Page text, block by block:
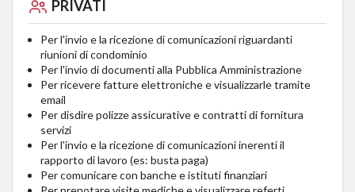
PRIVATI
Per l'invio e la ricezione di comunicazioni riguardanti
riunioni di condominio
Per l'invio di documenti alla Pubblica Amministrazione
Per ricevere fatture elettroniche e visualizzarle tramite
email
Per disdire polizze assicurative e contratti di fornitura
servizi
Per l'invio e la ricezione di comunicazioni inerenti il
rapporto di lavoro (es: busta paga)
Per comunicare con banche e istituti finanziari